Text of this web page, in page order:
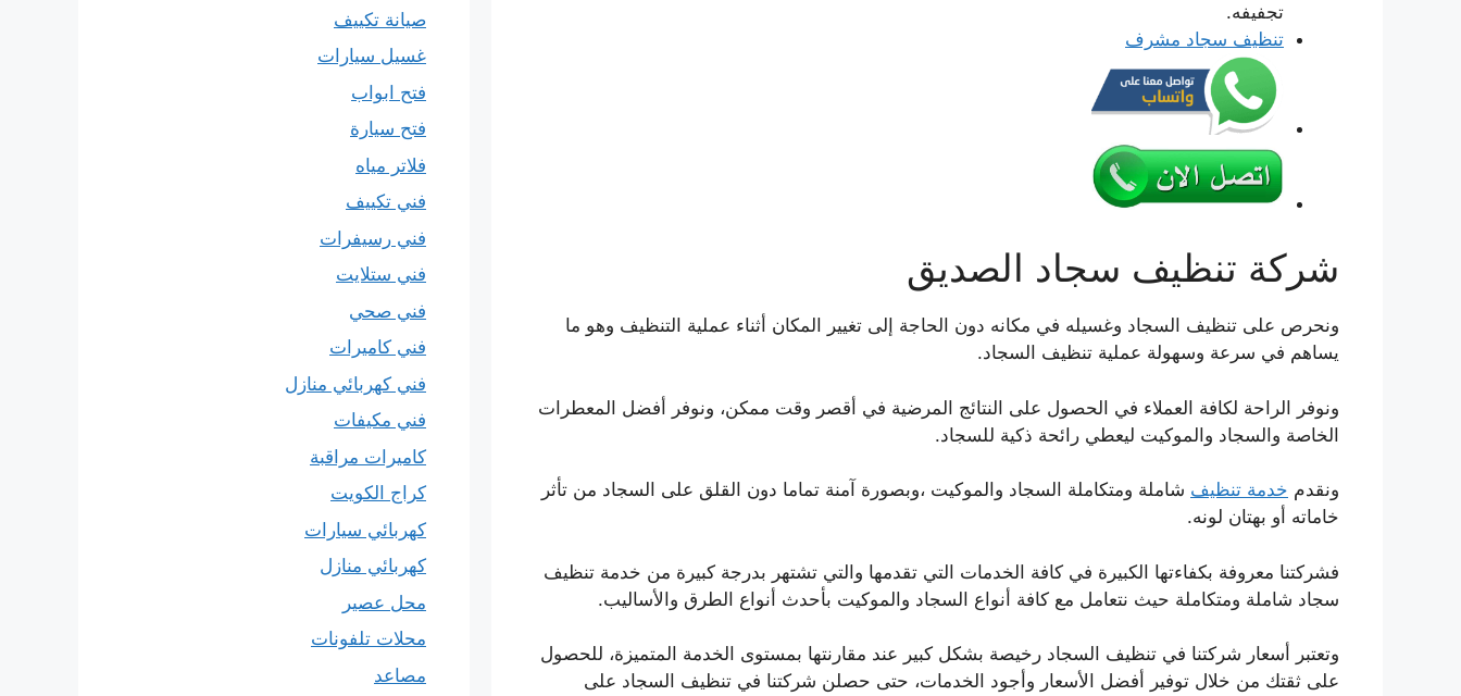
تجفيفه.
تنظيف سجاد مشرف
شركة تنظيف سجاد الصديق
ونحرص على تنظيف السجاد وغسيله في مكانه دون الحاجة إلى تغيير المكان أثناء عملية التنظيف وهو ما
يساهم في سرعة وسهولة عملية تنظيف السجاد.
ونوفر الراحة لكافة العملاء في الحصول على النتائج المرضية في أقصر وقت ممكن، ونوفر أفضل المعطرات
الخاصة والسجاد والموكيت ليعطي رائحة ذكية للسجاد.
ونقدم خدمة تنظيف شاملة ومتكاملة السجاد والموكيت ،وبصورة آمنة تماما دون القلق على السجاد من تأثر
خاماته أو بهتان لونه.
فشركتنا معروفة بكفاءتها الكبيرة في كافة الخدمات التي تقدمها والتي تشتهر بدرجة كبيرة من خدمة تنظيف
سجاد شاملة ومتكاملة حيث نتعامل مع كافة أنواع السجاد والموكيت بأحدث أنواع الطرق والأساليب.
وتعتبر أسعار شركتنا في تنظيف السجاد رخيصة بشكل كبير عند مقارنتها بمستوى الخدمة المتميزة، للحصول
على ثقتك من خلال توفير أفضل الأسعار وأجود الخدمات، حتى حصلن شركتنا في تنظيف السجاد على
صيانة تكييف
غسيل سيارات
فتح ابواب
فتح سيارة
فلاتر مياه
فني تكييف
فني رسيفرات
فني ستلايت
فني صحي
فني كاميرات
فني كهربائي منازل
فني مكيفات
كاميرات مراقبة
كراج الكويت
كهربائي سيارات
كهربائي منازل
محل عصير
محلات تلفونات
مصاعد